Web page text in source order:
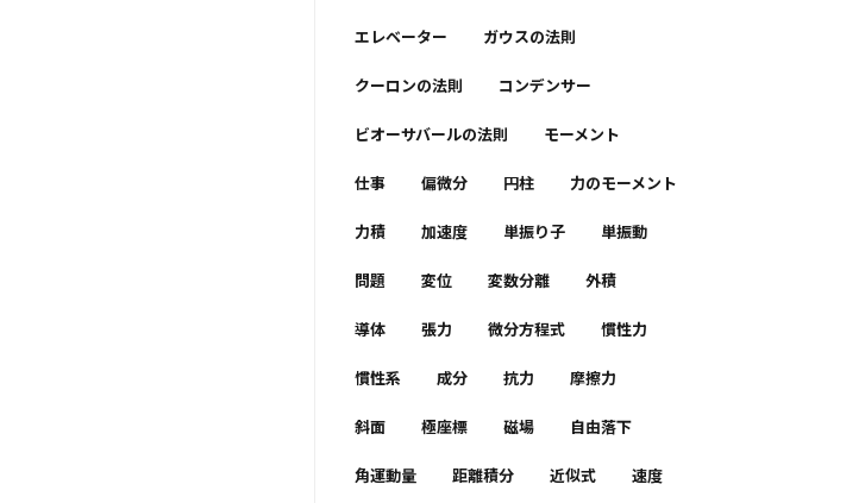
エレベーター ガウスの法則
クーロンの法則 コンデンサー
ビオーサバールの法則 モーメント
仕事 偏微分 円柱 力のモーメント
力積 加速度 単振り子 単振動
問題 変位 変数分離 外積
導体 張力 微分方程式 慣性力
慣性系 成分 抗力 摩擦力
斜面 極座標 磁場 自由落下
角運動量 距離積分 近似式 速度